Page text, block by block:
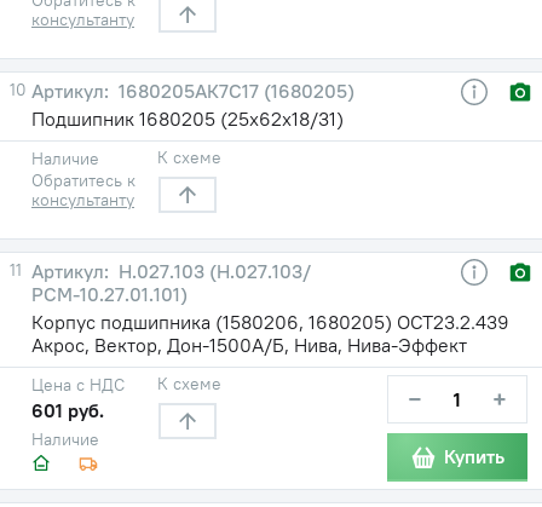
консультанту
10
1680205АК7С17 (1680205)
Подшипник 1680205 (25х62х18/31)
Наличие
Обратитесь к
консультанту
К схеме
11
Н.027.103 (Н.027.103/
РСМ-10.27.01.101)
Корпус подшипника (1580206, 1680205) ОСТ23.2.439
Акрос, Вектор, Дон-1500А/Б, Нива, Нива-Эффект
Наличие
Цена с НДС
601 руб.
К схеме − +
Купить